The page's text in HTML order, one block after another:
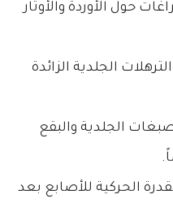
حول الأوردة والأوتار
الترهلات الجلدية الزائدة
الجلدية والبقع
الحركية للأصابع بعد